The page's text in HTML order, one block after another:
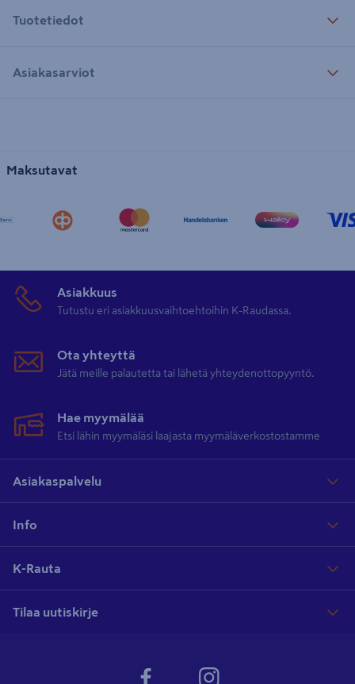
Tuotetiedot
Asiakasarviot
Maksutavat
Asiakkuus
Tutustu eri asiakkuusvaihtoehtoihin K-Raudassa.
Ota yhteyttä
Jätä meille palautetta tai lähetä yhteydenottopyyntö.
Hae myymälää
Etsi lähin myymäläsi laajasta myymäläverkostostamme
Asiakaspalvelu
Info
K-Rauta
Tilaa uutiskirje